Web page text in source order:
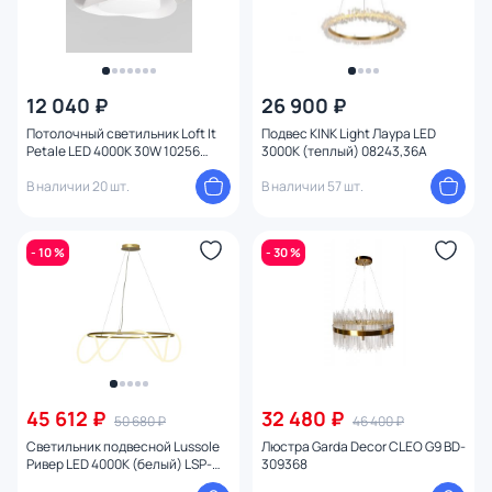
12 040 ₽
Потолочный светильник Loft It
Petale LED 4000К 30W 10256
В наличии 20 шт.
26 900 ₽
Подвес KINK Light Лаура LED
3000К (теплый) 08243,36A
В наличии 57 шт.
- 10 %
45 612 ₽ 50 680 ₽
Светильник подвесной Lussole
Ривер LED 4000К (белый) LSP-
- 30 %
32 480 ₽ 46 400 ₽
Люстра Garda Decor CLEO G9 BD-
309368